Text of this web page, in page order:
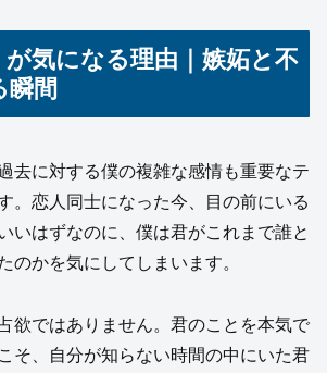
が気になる理由｜嫉妬と不
瞬間
去に対する僕の複雑な感情も重要なテ
。恋人同士になった今、目の前にいる
いはずなのに、僕は君がこれまで誰と
のかを気にしてしまいます。
欲ではありません。君のことを本気で
そ、自分が知らない時間の中にいた君